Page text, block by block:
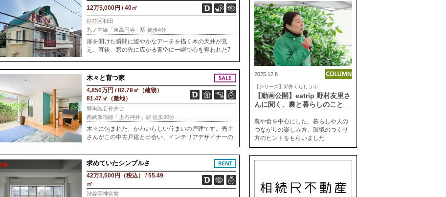
12万5,000円 / 40㎡
杉並区和田
丸ノ内線「東高円寺」駅 徒歩4分
扉を開けた瞬間に緩やかなアーチを描く木の天井が見
え、直後、窓の先に広がる青空に一瞬で心を奪われた7
上
木々と育つ家
4,850万円 / 82.79㎡（建物）
81.47㎡（敷地）
練馬区石神井台
西武新宿線「上石神井」駅 徒歩20分
木々に包まれた、かわいらしい佇まいの戸建です。売主
さんがこの中古戸建と出会い、インテリアデザイナーの
SEKI DESIGN STUDIOの関洋さんとともにリノベーショ
ンを行ったのは23年前。リビングを
求めていたシンプルさ
42万3,500円（税込） / 55.49
㎡
渋谷区神宮前
2025.12.8
【シリーズ】郊外くらしラボ
【動画公開】eatrip 野村友里さ
んに聞く、農と暮らしのこと
農や食を中心にした、暮らしや人の
つながりの楽しみ方、環境のつくり
方のヒントをもらいました